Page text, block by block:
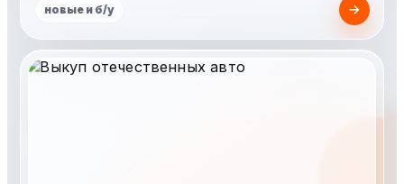
новые и б/у